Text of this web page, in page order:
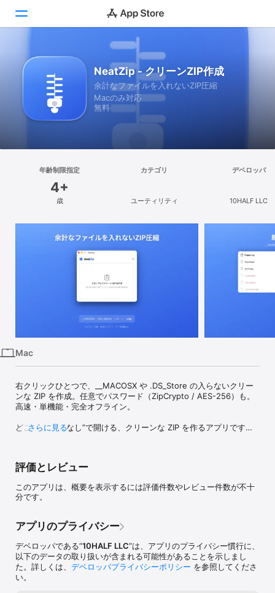
見つける
Arcade
創作する
楽しむ
開発する
検索
Vision
Watch
NeatZip - クリーンZIP作成
余計なファイルを入れないZIP圧縮
Macのみ対応
無料
年齢制限指定
4+
歳
カテゴリ
ユーティリティ
デベロッパ
10HALF LLC
Mac
右クリックひとつで、__MACOSX や .DS_Store の入らないクリー
ンな ZIP を作成。任意でパスワード（ZipCrypto / AES-256）も。
高速・単機能・完全オフライン。
どこでも“ゴミなし”で開ける、クリーンな ZIP を作るアプリです。
Linux では「ゴミ」として見えてしまいます。NeatZip は ZIP をゼ
ら「後から掃除する」のではなく、最初からクリーンです。
__MACOSX・.DS_Store・._*（AppleDouble）を、そもそも書き込
みません。ZIP の中身は Finder で見えるファイルそのまま。余計な
ものは一切入りません。
右クリック / ドラッグ&ドロップ
Finder でファイルやフォルダを右クリックして「Clean ZIP with
NeatZip…」を選ぶか、ウインドウにドロップするだけ。ワンステッ
さらに見る
評価とレビュー
このアプリは、概要を表示するには評価件数やレビュー件数が不十
分です。
アプリのプライバシー
デベロッパである“10HALF LLC”は、アプリのプライバシー慣行に、
以下のデータの取り扱いが含まれる可能性があることを示しまし
た。詳しくは、 デベロッパプライバシーポリシー を参照してくださ
い。